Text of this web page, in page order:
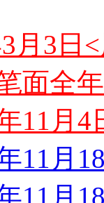
月3日
面全
11月
11月
11月